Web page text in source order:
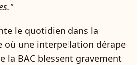
le quotidien dans la
où une interpellation dérape
la BAC blessent gravement